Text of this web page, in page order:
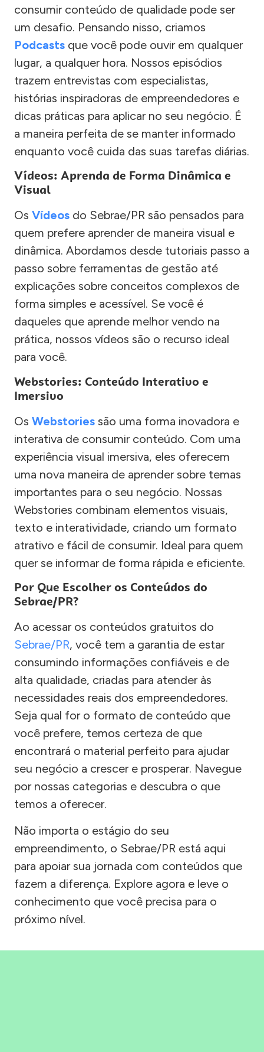
consumir conteúdo de qualidade pode ser
um desafio. Pensando nisso, criamos
Podcasts que você pode ouvir em qualquer
lugar, a qualquer hora. Nossos episódios
trazem entrevistas com especialistas,
histórias inspiradoras de empreendedores e
dicas práticas para aplicar no seu negócio. É
a maneira perfeita de se manter informado
enquanto você cuida das suas tarefas diárias.
Vídeos: Aprenda de Forma Dinâmica e
Visual
Os Vídeos do Sebrae/PR são pensados para
quem prefere aprender de maneira visual e
dinâmica. Abordamos desde tutoriais passo a
passo sobre ferramentas de gestão até
explicações sobre conceitos complexos de
forma simples e acessível. Se você é
daqueles que aprende melhor vendo na
prática, nossos vídeos são o recurso ideal
para você.
Webstories: Conteúdo Interativo e
Imersivo
Os Webstories são uma forma inovadora e
interativa de consumir conteúdo. Com uma
experiência visual imersiva, eles oferecem
uma nova maneira de aprender sobre temas
importantes para o seu negócio. Nossas
Webstories combinam elementos visuais,
texto e interatividade, criando um formato
atrativo e fácil de consumir. Ideal para quem
quer se informar de forma rápida e eficiente.
Por Que Escolher os Conteúdos do
Sebrae/PR?
Ao acessar os conteúdos gratuitos do
Sebrae/PR, você tem a garantia de estar
consumindo informações confiáveis e de
alta qualidade, criadas para atender às
necessidades reais dos empreendedores.
Seja qual for o formato de conteúdo que
você prefere, temos certeza de que
encontrará o material perfeito para ajudar
seu negócio a crescer e prosperar. Navegue
por nossas categorias e descubra o que
temos a oferecer.
Não importa o estágio do seu
empreendimento, o Sebrae/PR está aqui
para apoiar sua jornada com conteúdos que
fazem a diferença. Explore agora e leve o
conhecimento que você precisa para o
próximo nível.